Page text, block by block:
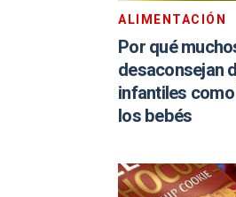
ALIMENTACIÓN
Por qué
desaconsejan
infantiles
los bebés